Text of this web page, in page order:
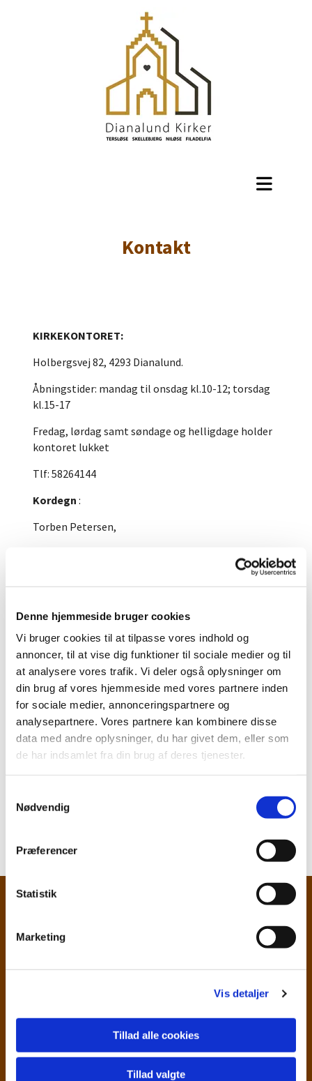
Denne hjemmeside bruger cookies
Vi bruger cookies til at tilpasse vores indhold og
annoncer, til at vise dig funktioner til sociale medier og til
at analysere vores trafik. Vi deler også oplysninger om
din brug af vores hjemmeside med vores partnere inden
for sociale medier, annonceringspartnere og
analysepartnere. Vores partnere kan kombinere disse
data med andre oplysninger, du har givet dem, eller som
de har indsamlet fra din brug af deres tjenester.
k
Nødvendig
Præferencer
Statistik
Marketing
Vis detaljer
Tillad alle cookies
Tillad valgte
Kontakt
KIRKEKONTORET:
Holbergsvej 82, 4293 Dianalund.
Åbningstider: mandag til onsdag kl.10-12; torsdag
kl.15-17
Fredag, lørdag samt søndage og helligdage holder
kontoret lukket
Tlf: 58264144
Kordegn :
Torben Petersen,
Lis Petersen
Mail:litop@webspeed.dk
Telefon:20261156
Yderligere kontaktoplysninger:
Kirkenyt
Det sker
Arrangementer & aktiviteter
Børn og unge
OM DIANALUNDKIRKER